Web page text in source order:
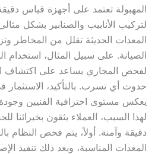
المهبولة تعتمد على أجهزة قياس
لتركيب الأنابيب والصنابير بشكل
المعدات الحديثة تقلل من المخاطر
الصيانة. على سبيل المثال، استخدام
لفحص المجاري يساعد على اكتشاف
حدوث أي تسرب. بالتأكيد،
يعكس مستوى احترافية الفنيين
لهذا السبب، العملاء يثقون بخبرائنا
دقيقة وآمنة. أولاً، يتم فحص النظام
المعدات المناسبة، وبعد ذلك تنفيذ